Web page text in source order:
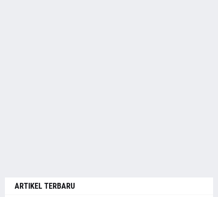
ARTIKEL TERBARU